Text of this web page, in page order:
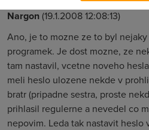
Nargon(19.1.2008 12:08:13)
Ano, je to mozne ze to byl
programek. Je dost mozne, ze
tam nastavil, vcetne noveho
meli heslo ulozene nekde v
bratr (pripadne sestra, proste
prihlasil regulerne a nevedel co
nepovim. Leda tak nastavit heslo